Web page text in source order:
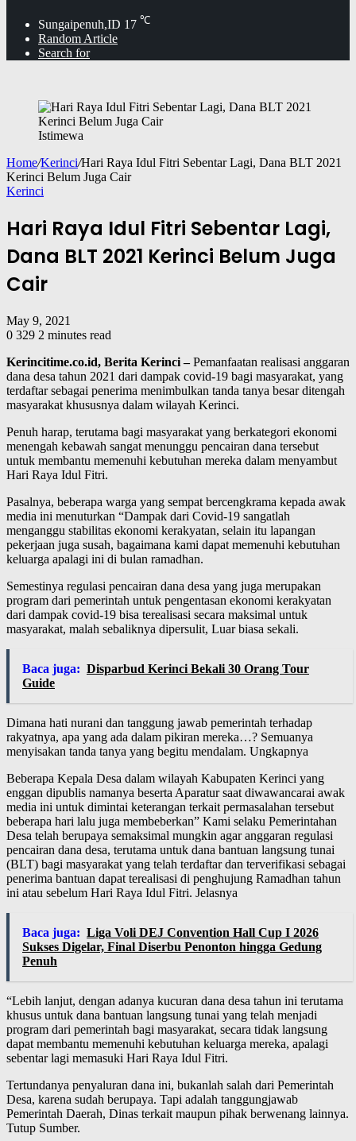
Sungaipenuh,ID 17 ℃
Random Article
Search for
Istimewa
Home/Kerinci/Hari Raya Idul Fitri Sebentar Lagi, Dana BLT 2021
Kerinci Belum Juga Cair
Kerinci
Hari Raya Idul Fitri Sebentar Lagi,
Dana BLT 2021 Kerinci Belum Juga
Cair
May 9, 2021
0 329 2 minutes read
Kerincitime.co.id, Berita Kerinci –Pemanfaatan realisasi anggaran
dana desa tahun 2021 dari dampak covid-19 bagi masyarakat, yang
terdaftar sebagai penerima menimbulkan tanda tanya besar ditengah
masyarakat khususnya dalam wilayah Kerinci.
Penuh harap, terutama bagi masyarakat yang berkategori ekonomi
menengah kebawah sangat menunggu pencairan dana tersebut
untuk membantu memenuhi kebutuhan mereka dalam menyambut
Hari Raya Idul Fitri.
Pasalnya, beberapa warga yang sempat bercengkrama kepada awak
media ini menuturkan “Dampak dari Covid-19 sangatlah
menganggu stabilitas ekonomi kerakyatan, selain itu lapangan
pekerjaan juga susah, bagaimana kami dapat memenuhi kebutuhan
keluarga apalagi ini di bulan ramadhan.
Semestinya regulasi pencairan dana desa yang juga merupakan
program dari pemerintah untuk pengentasan ekonomi kerakyatan
dari dampak covid-19 bisa terealisasi secara maksimal untuk
masyarakat, malah sebaliknya dipersulit, Luar biasa sekali.
Baca juga: Disparbud Kerinci Bekali 30 Orang Tour
Guide
Dimana hati nurani dan tanggung jawab pemerintah terhadap
rakyatnya, apa yang ada dalam pikiran mereka…? Semuanya
menyisakan tanda tanya yang begitu mendalam. Ungkapnya
Beberapa Kepala Desa dalam wilayah Kabupaten Kerinci yang
enggan dipublis namanya beserta Aparatur saat diwawancarai awak
media ini untuk dimintai keterangan terkait permasalahan tersebut
beberapa hari lalu juga membeberkan” Kami selaku Pemerintahan
Desa telah berupaya semaksimal mungkin agar anggaran regulasi
pencairan dana desa, terutama untuk dana bantuan langsung tunai
(BLT) bagi masyarakat yang telah terdaftar dan terverifikasi sebagai
penerima bantuan dapat terealisasi di penghujung Ramadhan tahun
ini atau sebelum Hari Raya Idul Fitri. Jelasnya
Baca juga: Liga Voli DEJ Convention Hall Cup I 2026
Sukses Digelar, Final Diserbu Penonton hingga Gedung
Penuh
“Lebih lanjut, dengan adanya kucuran dana desa tahun ini terutama
khusus untuk dana bantuan langsung tunai yang telah menjadi
program dari pemerintah bagi masyarakat, secara tidak langsung
dapat membantu memenuhi kebutuhan keluarga mereka, apalagi
sebentar lagi memasuki Hari Raya Idul Fitri.
Tertundanya penyaluran dana ini, bukanlah salah dari Pemerintah
Desa, karena sudah berupaya. Tapi adalah tanggungjawab
Pemerintah Daerah, Dinas terkait maupun pihak berwenang lainnya.
Tutup Sumber.